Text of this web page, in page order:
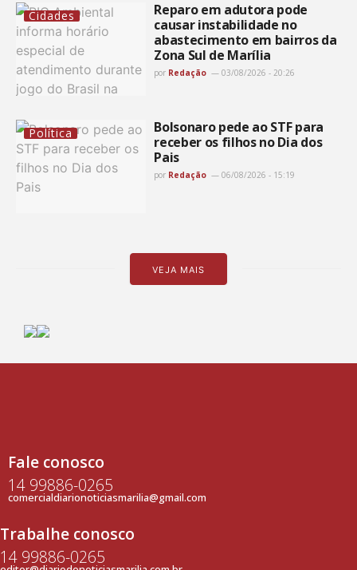
Cidades
Reparo em adutora pode
causar instabilidade no
abastecimento em bairros da
Zona Sul de Marília
por Redação 03/08/2026 - 20:26
Política
Bolsonaro pede ao STF para
receber os filhos no Dia dos
Pais
por Redação 06/08/2026 - 15:19
VEJA MAIS
Fale conosco
14 99886-0265
comercialdiarionoticiasmarilia@gmail.com
Trabalhe conosco
14 99886-0265